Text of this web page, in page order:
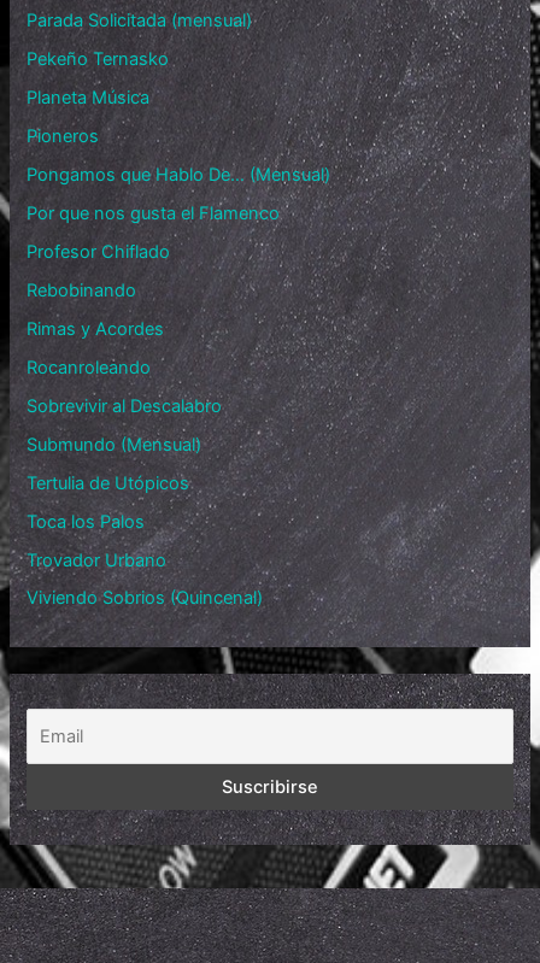
Parada Solicitada (mensual)
Pekeño Ternasko
Planeta Música
Pioneros
Pongamos que Hablo De… (Mensual)
Por que nos gusta el Flamenco
Profesor Chiflado
Rebobinando
Rimas y Acordes
Rocanroleando
Sobrevivir al Descalabro
Submundo (Mensual)
Tertulia de Utópicos
Toca los Palos
Trovador Urbano
Viviendo Sobrios (Quincenal)